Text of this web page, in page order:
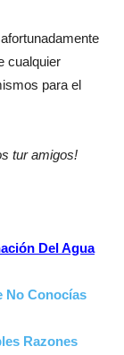
cualquier
para el
tur amigos!
Del Agua
No Conocías
Razones